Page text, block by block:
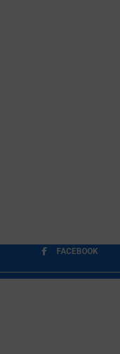
FACEBOOK